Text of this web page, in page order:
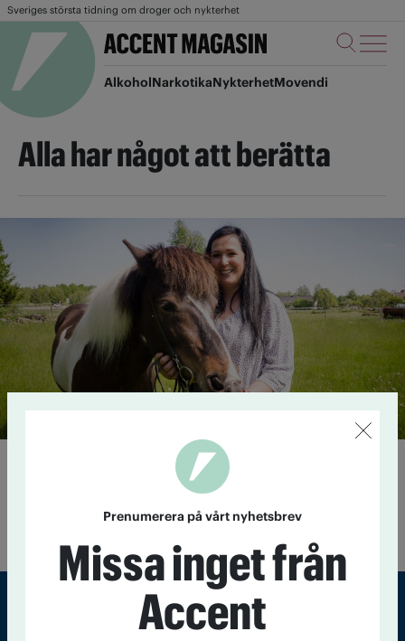
Sveriges största tidning om droger och nykterhet
AlkoholNarkotikaNykterhetMovendi
Alla har något att berätta
”Hästarna är min medicin”
Emelie Nilsson levde med misshandel och
medberoende. Idag föreläser hon om att kunna hitta en
ljusstrimma när allt är nattsvart.
Prenumerera på vårt nyhetsbrev
Missa inget från
Accent